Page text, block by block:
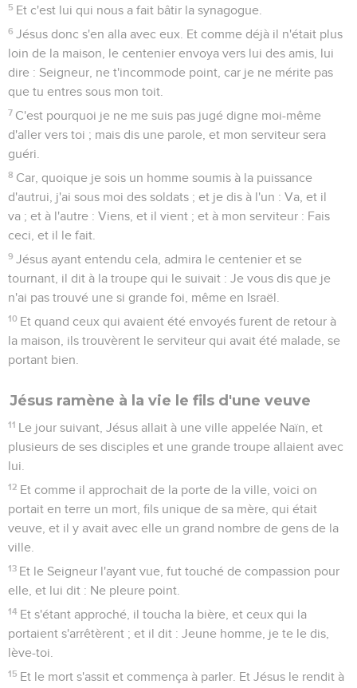
5 Et c'est lui qui nous a fait bâtir la synagogue.
6 Jésus donc s'en alla avec eux. Et comme déjà il n'était plus
loin de la maison, le centenier envoya vers lui des amis, lui
dire : Seigneur, ne t'incommode point, car je ne mérite pas
que tu entres sous mon toit.
7 C'est pourquoi je ne me suis pas jugé digne moi-même
d'aller vers toi ; mais dis une parole, et mon serviteur sera
guéri.
8 Car, quoique je sois un homme soumis à la puissance
d'autrui, j'ai sous moi des soldats ; et je dis à l'un : Va, et il
va ; et à l'autre : Viens, et il vient ; et à mon serviteur : Fais
ceci, et il le fait.
9 Jésus ayant entendu cela, admira le centenier et se
tournant, il dit à la troupe qui le suivait : Je vous dis que je
n'ai pas trouvé une si grande foi, même en Israël.
10 Et quand ceux qui avaient été envoyés furent de retour à
la maison, ils trouvèrent le serviteur qui avait été malade, se
portant bien.
Jésus ramène à la vie le fils d'une veuve
11 Le jour suivant, Jésus allait à une ville appelée Naïn, et
plusieurs de ses disciples et une grande troupe allaient avec
lui.
12 Et comme il approchait de la porte de la ville, voici on
portait en terre un mort, fils unique de sa mère, qui était
veuve, et il y avait avec elle un grand nombre de gens de la
ville.
13 Et le Seigneur l'ayant vue, fut touché de compassion pour
elle, et lui dit : Ne pleure point.
14 Et s'étant approché, il toucha la bière, et ceux qui la
portaient s'arrêtèrent ; et il dit : Jeune homme, je te le dis,
lève-toi.
15 Et le mort s'assit et commença à parler. Et Jésus le rendit à